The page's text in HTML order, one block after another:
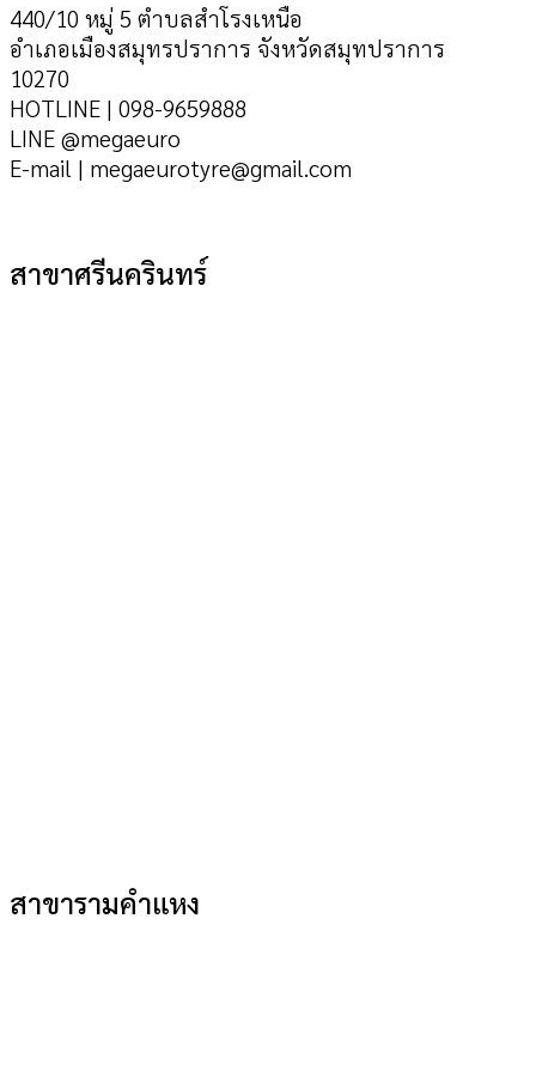
440/10 หมู่ 5 ตำบลสำโรงเหนือ
อำเภอเมืองสมุทรปราการ จังหวัดสมุทปราการ
10270
HOTLINE | 098-9659888
LINE @megaeuro
E-mail | megaeurotyre@gmail.com
สาขาศรีนครินทร์
สาขารามคำแหง